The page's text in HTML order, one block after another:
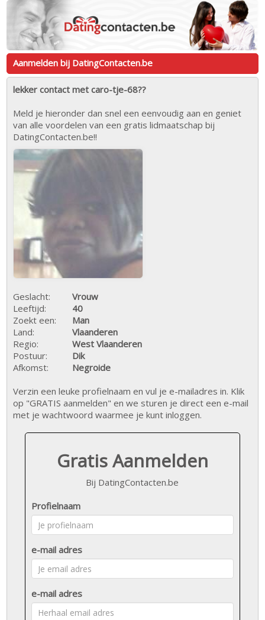
Aanmelden bij DatingContacten.be
lekker contact met caro-tje-68??
Meld je hieronder dan snel een eenvoudig aan en geniet
van alle voordelen van een gratis lidmaatschap bij
DatingContacten.be!!
Geslacht:
Vrouw
Leeftijd:
40
Zoekt een:
Man
Land:
Vlaanderen
Regio:
West Vlaanderen
Postuur:
Dik
Afkomst:
Negroide
Verzin een leuke profielnaam en vul je e-mailadres in. Klik
op "GRATIS aanmelden" en we sturen je direct een e-mail
met je wachtwoord waarmee je kunt inloggen.
Gratis Aanmelden
Bij DatingContacten.be
Profielnaam
e-mail adres
e-mail adres